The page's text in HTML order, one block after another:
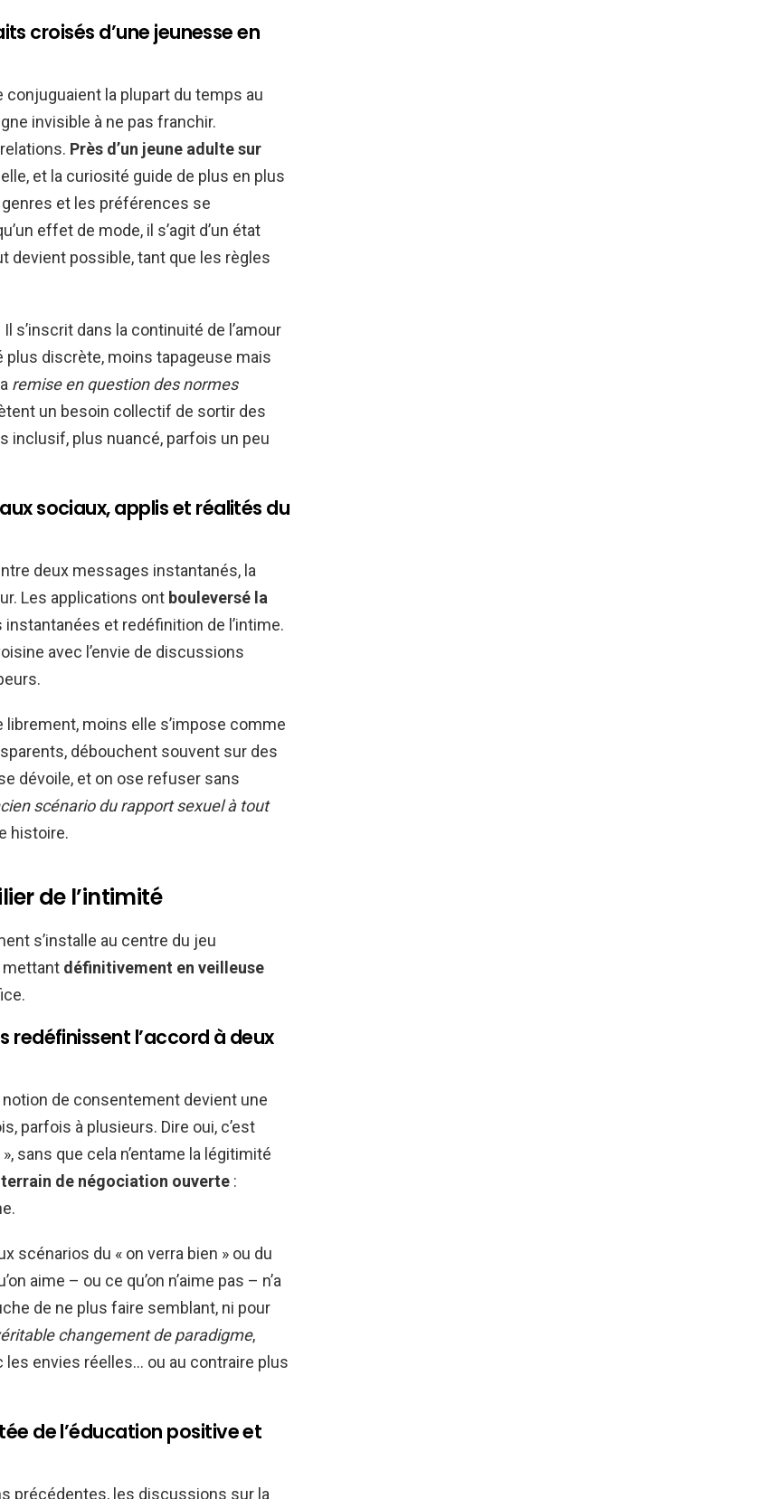
croisés d’une jeunesse en
conjuguaient la plupart du temps au
invisible à ne pas franchir.
Près d’un jeune adulte sur
et la curiosité guide de plus en plus
genres et les préférences se
effet de mode, il s’agit d’un état
devient possible, tant que les règles
s’inscrit dans la continuité de l’amour
plus discrète, moins tapageuse mais
remise en question des normes
un besoin collectif de sortir des
inclusif, plus nuancé, parfois un peu
sociaux, applis et réalités du
deux messages instantanés, la
Les applications ont bouleversé la
et redéfinition de l’intime.
avec l’envie de discussions
librement, moins elle s’impose comme
débouchent souvent sur des
dévoile, et on ose refuser sans
scénario du rapport sexuel à tout
histoire.
de l’intimité
s’installe au centre du jeu
mettant définitivement en veilleuse
redéfinissent l’accord à deux
notion de consentement devient une
parfois à plusieurs. Dire oui, c’est
sans que cela n’entame la légitimité
de négociation ouverte :
scénarios du « on verra bien » ou du
aime – ou ce qu’on n’aime pas – n’a
de ne plus faire semblant, ni pour
changement de paradigme,
les envies réelles… ou au contraire plus
de l’éducation positive et
précédentes, les discussions sur la